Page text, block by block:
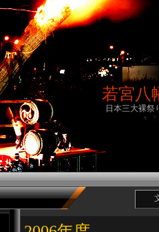
若宮八
日本三大裸祭